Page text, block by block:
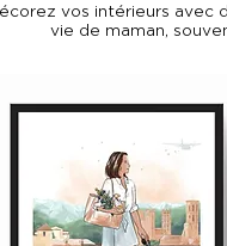
vos intérieurs avec
vie de maman,